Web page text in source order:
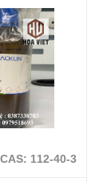
Dodecane CAS: 112-40-3